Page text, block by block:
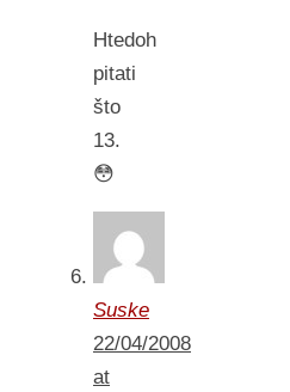
Htedoh
pitati
što
13.
😳
Suske
22/04/2008
at